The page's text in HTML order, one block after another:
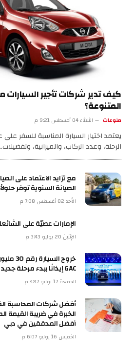
كيف تدير شركات تأجير السيارات
المتنوعة؟
منوعات الثلاثاء 04 أغسطس 9:21 م
يعتمد اختيار السيارة المناسبة للسفر
الرحلة، وعدد الركاب، والميزانية،
مع تزايد الاعتماد على
الصيانة السنوية توفر
الأحد 02 أغسطس 7:08 م
الإمارات عصيّة على
الإثنين 20 يوليو 3:43 م
خروج
GAC إيذانًا ببدء مرحلة جديدة من النمو العالمي
الجمعة 17 يوليو 4:47 م
أفضل شركات المحاسبة
الخبرة في ضريبة القيمة
أفضل المدققين في دبي
الخميس 16 يوليو 6:07 م